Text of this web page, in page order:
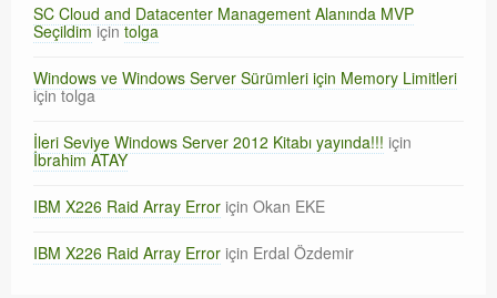
SC Cloud and Datacenter Management Alanında MVP
Seçildimiçintolga
Windows ve Windows Server Sürümleri için Memory Limitleri
içintolga
İleri Seviye Windows Server 2012 Kitabı yayında!!! için
İbrahim ATAY
IBM X226 Raid Array Error için Okan EKE
IBM X226 Raid Array Error için Erdal Özdemir